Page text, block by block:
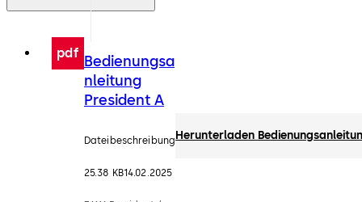
pdf Bedienungsa
nleitung
President A
Dateibeschreibung
25.38 KB14.02.2025
Herunterladen